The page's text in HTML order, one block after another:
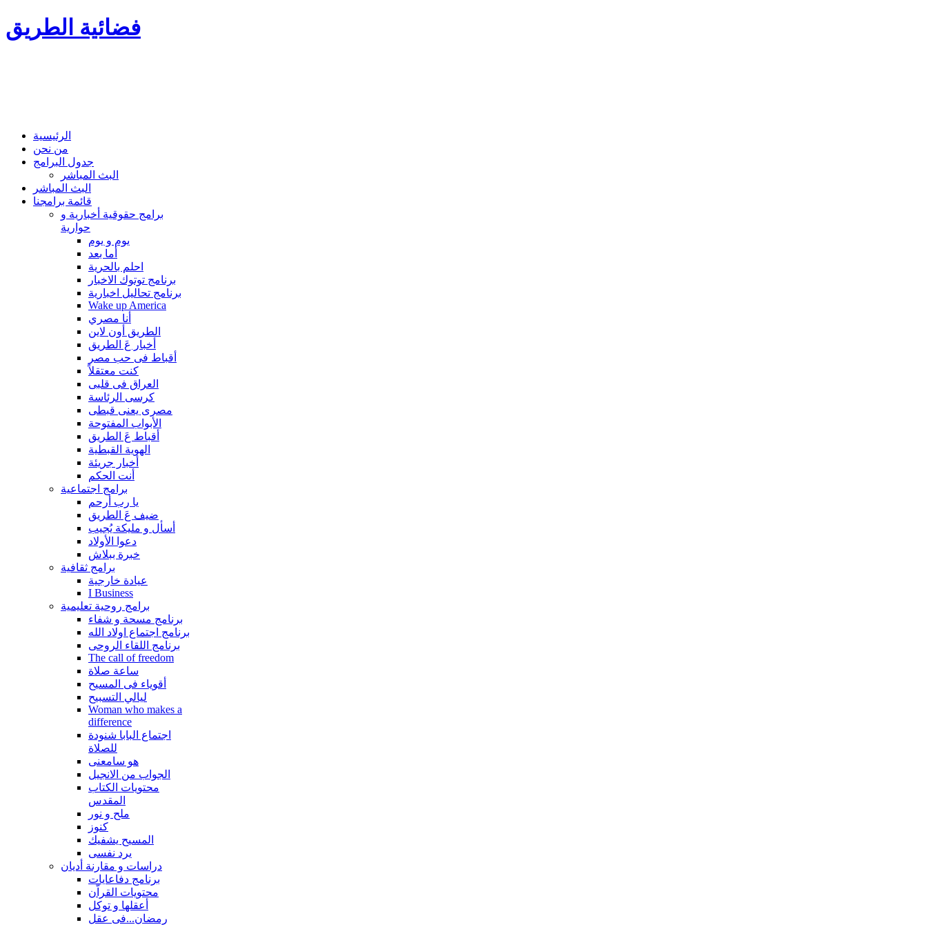
فضائية الطريق
الرئيسية
من نحن
جدول البرامج
البث المباشر
البث المباشر
قائمة برامجنا
برامج حقوقية أخبارية و
حوارية
يوم و يوم
أما بعد
احلم بالحرية
برنامج توتوك الاخبار
برنامج تحاليل اخبارية
Wake up America
أنا مصري
الطريق أون لاين
أخبار عَ الطريق
أقباط فى حب مصر
كنت معتقلاً
العراق فى قلبى
كرسى الرئاسة
مصرى يعنى قبطى
الأبواب المفتوحة
أقباط عَ الطريق
الهوية القبطية
أخبار جريئة
أنت الحكم
برامج اجتماعية
يا رب أرحم
ضيف عَ الطريق
أسأل و مليكة يُجيب
دعوا الأولاد
خبرة ببلاش
برامج ثقافية
عيادة خارجية
I Business
برامج روحية تعليمية
برنامج مسحة و شفاء
برنامج اجتماع اولاد الله
برنامج اللقاء الروحى
The call of freedom
ساعة صلاة
أقوياء فى المسيح
ليالي التسبيح
Woman who makes a
difference
اجتماع البابا شنودة
للصلاة
هو سامعنى
الجواب من الانجيل
محتويات الكتاب
المقدس
ملح و نور
كنوز
المسيح يشفيك
يرد نفسى
دراسات و مقارنة أديان
برنامج دفاعايات
محتويات القراّن
أعقلها و توكل
رمضان...فى عقل